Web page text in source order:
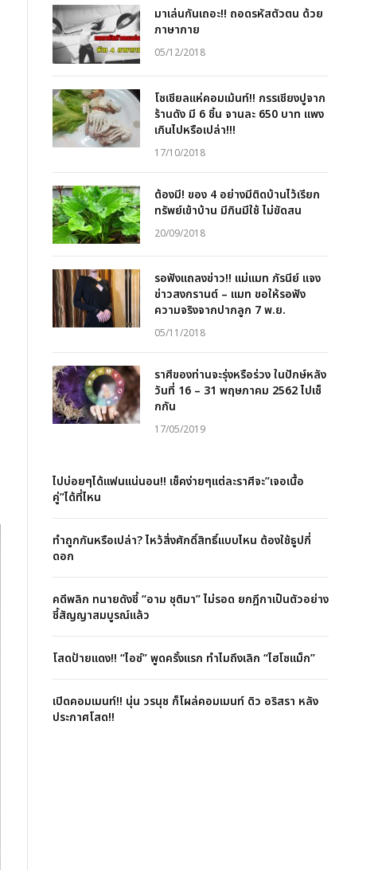
มาเล่นกันเถอะ!! ถอดรหัสตัวตน ด้วย
ภาษากาย
05/12/2018
โซเชียลแห่คอมเม้นท์!! กรรเชียงปูจาก
ร้านดัง มี 6 ชิ้น จานละ 650 บาท แพง
เกินไปหรือเปล่า!!!
17/10/2018
ต้องมี! ของ 4 อย่างมีติดบ้านไว้เรียก
ทรัพย์เข้าบ้าน มีกินมีใช้ ไม่ขัดสน
20/09/2018
รอฟังแถลงข่าว!! แม่แมท ภัรนีย์ แจง
ข่าวสงกรานต์ – แมท ขอให้รอฟัง
ความจริงจากปากลูก 7 พ.ย.
05/11/2018
ราศีของท่านจะรุ่งหรือร่วง ในปักษ์หลัง
วันที่ 16 – 31 พฤษภาคม 2562 ไปเช็
กกัน
17/05/2019
ไปบ่อยๆได้แฟนแน่นอน!! เช็คง่ายๆแต่ละราศีจะ”เจอเนื้อ
คู่”ได้ที่ไหน
ทำถูกกันหรือเปล่า? ไหว้สิ่งศักดิ์สิทธิ์แบบไหน ต้องใช้ธูปกี่
ดอก
คดีพลิก ทนายดังชี้ “อาม ชุติมา” ไม่รอด ยกฎีกาเป็นตัวอย่าง
ชี้สัญญาสมบูรณ์แล้ว
โสดป้ายแดง!! “ไอซ์” พูดครั้งแรก ทำไมถึงเลิก “ไฮโซแม็ก”
เปิดคอมเมนท์!! นุ่น วรนุช ก็โผล่คอมเมนท์ ดิว อริสรา หลัง
ประกาศโสด!!